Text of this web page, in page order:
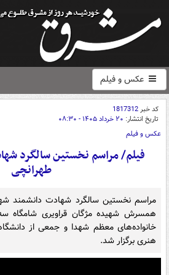
عکس و فیلم
کد خبر1817312
تاریخ انتشار: ۲۰ خرداد ۱۴۰۵ - ۰۸:۳۰
عکس و فیلم
فیلم/ مراسم نخستین سالگرد
طهرانچی
مراسم نخستین سالگرد شهادت دانشمند
همسرش شهیده مژگان قراویری شامگاه
خانواده‌های معظم شهدا و جمعی از
هنری برگزار شد.